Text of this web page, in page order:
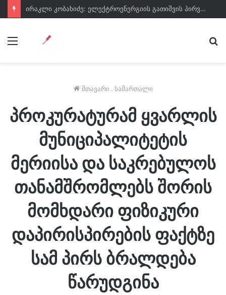
ირაკლი კობახიძე: ელექტროენერგიის გათიშვის პირველ ორ შემთხვევასთან დაკავშირებით სუს-ში წარიმართება გამოძიება და ინფორმაციას მოგვიანებით დეტალურად წარვუდგენთ საზოგადოებას
მენიუ
მთავარი . სამართალი
პროკურატურამ ყვარლის
მუნიციპალიტეტის
მერიისა და საკრებულოს
თანამშრომლებს შორის
მომხდარი ფიზიკური
დაპირისპირების ფაქტზე
სამ პირს ბრალდება
წარუდგინა